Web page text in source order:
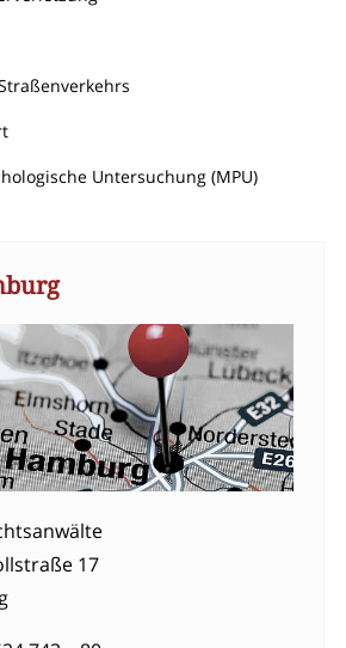
Untersuchung (MPU)
17